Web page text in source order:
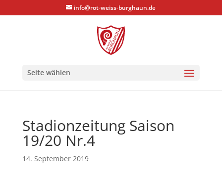
info@rot-weiss-burghaun.de
Seite wählen
Stadionzeitung Saison
19/20 Nr.4
14. September 2019